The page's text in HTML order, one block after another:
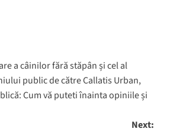
a câinilor fără stăpân și cel al
public de către Callatis Urban,
Cum vă puteti înainta opiniile și
Next: